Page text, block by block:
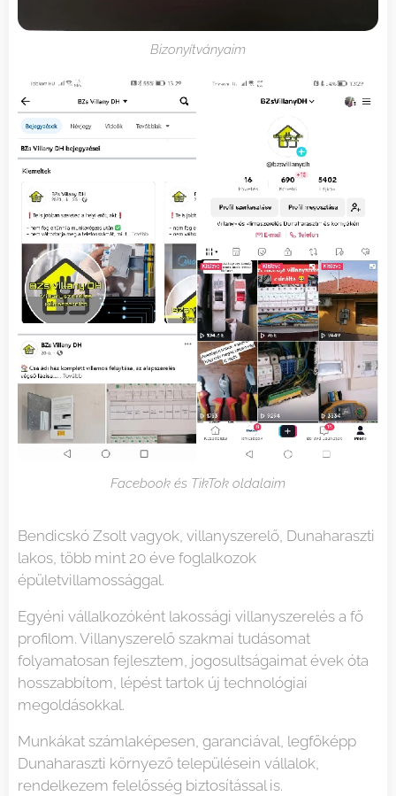
Bizonyítványaim
Facebook és TikTok oldalaim
Bendicskó Zsolt vagyok, villanyszerelő, Dunaharaszti
lakos, több mint 20 éve foglalkozok
épületvillamossággal.
Egyéni vállalkozóként lakossági villanyszerelés a fő
profilom. Villanyszerelő szakmai tudásomat
folyamatosan fejlesztem, jogosultságaimat évek óta
hosszabbítom, lépést tartok új technológiai
megoldásokkal.
Munkákat számlaképesen, garanciával, legfőképp
Dunaharaszti környező településein vállalok,
rendelkezem felelősség biztosítással is.